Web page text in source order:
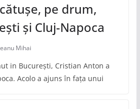
pe drum,
și Cluj-Napoca
Mihai
in București, Cristian Anton a
Acolo a ajuns în fața unui